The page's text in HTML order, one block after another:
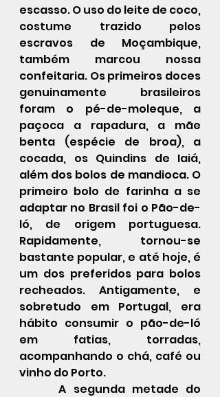
escasso. O uso do leite de coco,
costume trazido pelos
escravos de Moçambique,
também marcou nossa
confeitaria. Os primeiros doces
genuinamente brasileiros
foram o pé-de-moleque, a
paçoca a rapadura, a mãe
benta (espécie de broa), a
cocada, os Quindins de Iaiá,
além dos bolos de mandioca. O
primeiro bolo de farinha a se
adaptar no Brasil foi o Pão-de-
ló, de origem portuguesa.
Rapidamente, tornou-se
bastante popular, e até hoje, é
um dos preferidos para bolos
recheados. Antigamente, e
sobretudo em Portugal, era
hábito consumir o pão-de-ló
em fatias, torradas,
acompanhando o chá, café ou
vinho do Porto.